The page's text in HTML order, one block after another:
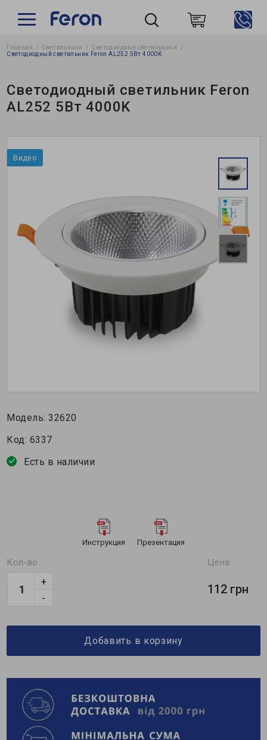
Главная Светильники
Светодиодные светильники
Светодиодный светильник Feron AL252 5Вт 4000K
Светодиодный светильник Feron
AL252 5Вт 4000K
Видео
Модель:32620
Код: 6337
Есть в наличии
Инструкция Презентация
Кол-во
-
+
Цена:
112 грн
Добавить в корзину